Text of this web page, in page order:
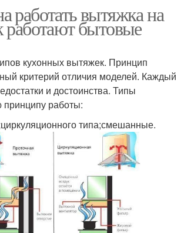
работать вытяжка на
работают бытовые
кухонных вытяжек. Принцип
критерий отличия моделей. Каждый
и достоинства. Типы
принципу работы:
типа;смешанные.